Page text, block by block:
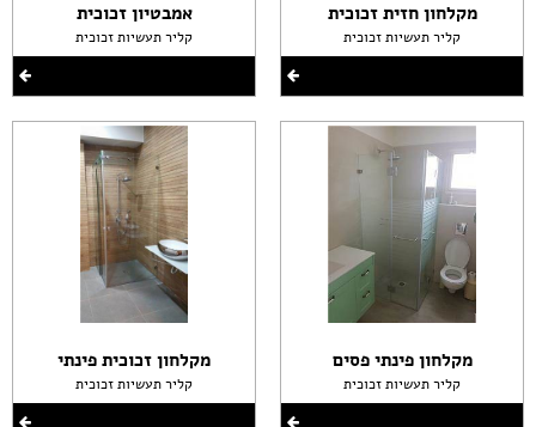
מקלחון חזית זכוכית
קליר תעשיות זכוכית
מקלחון פינתי פסים
קליר תעשיות זכוכית
אמבטיון זכוכית
קליר תעשיות זכוכית
מקלחון זכוכית פינתי
קליר תעשיות זכוכית